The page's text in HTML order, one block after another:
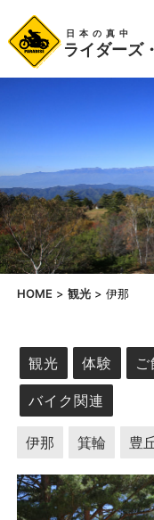
日本の真中
ライダーズ
HOME > 観光> 伊那
観光 体験
バイク関連
伊那 箕輪 豊